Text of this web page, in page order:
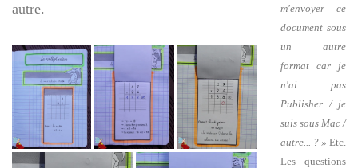
autre.
m'envoyer ce
document sous
un autre
format car je
n'ai pas
Publisher / je
suis sous Mac /
autre... ? » Etc.
Les questions